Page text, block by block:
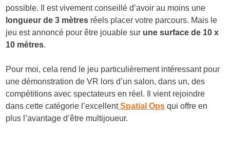
possible. Il est vivement conseillé d’avoir au moins une
longueur de 3 mètres réels placer votre parcours. Mais le
jeu est annoncé pour être jouable sur une surface de 10 x
10 mètres.
Pour moi, cela rend le jeu particulièrement intéressant pour
une démonstration de VR lors d’un salon, dans un, des
compétitions avec spectateurs en réel. Il vient rejoindre
dans cette catégorie l’excellentSpatial Ops qui offre en
plus l’avantage d’être multijoueur.